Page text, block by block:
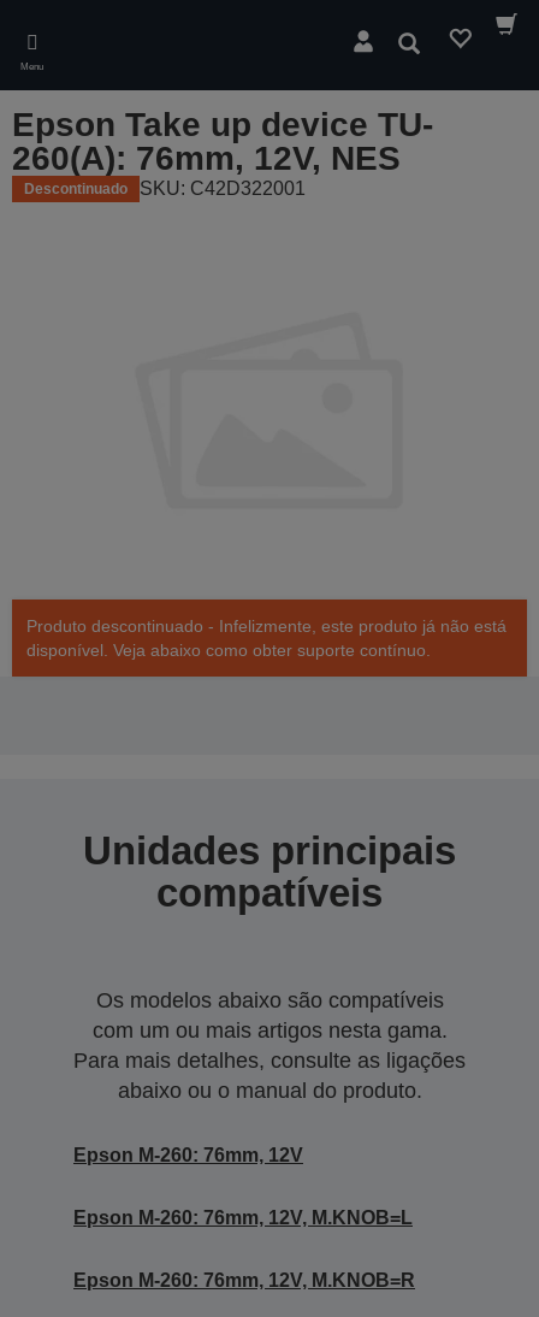
main
content
Menu
Pesquisar
Epson Take up device TU-
260(A): 76mm, 12V, NES
Descontinuado SKU: C42D322001
Produto descontinuado - Infelizmente, este produto já não está
disponível. Veja abaixo como obter suporte contínuo.
Unidades principais
compatíveis
Os modelos abaixo são compatíveis
com um ou mais artigos nesta gama.
Para mais detalhes, consulte as ligações
abaixo ou o manual do produto.
Epson M-260: 76mm, 12V
Epson M-260: 76mm, 12V, M.KNOB=L
Epson M-260: 76mm, 12V, M.KNOB=R